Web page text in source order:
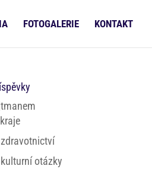
FOTOGALERIE KONTAKT
zdravotnictví
kulturní otázky